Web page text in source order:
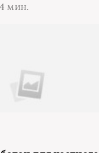
4 мин.